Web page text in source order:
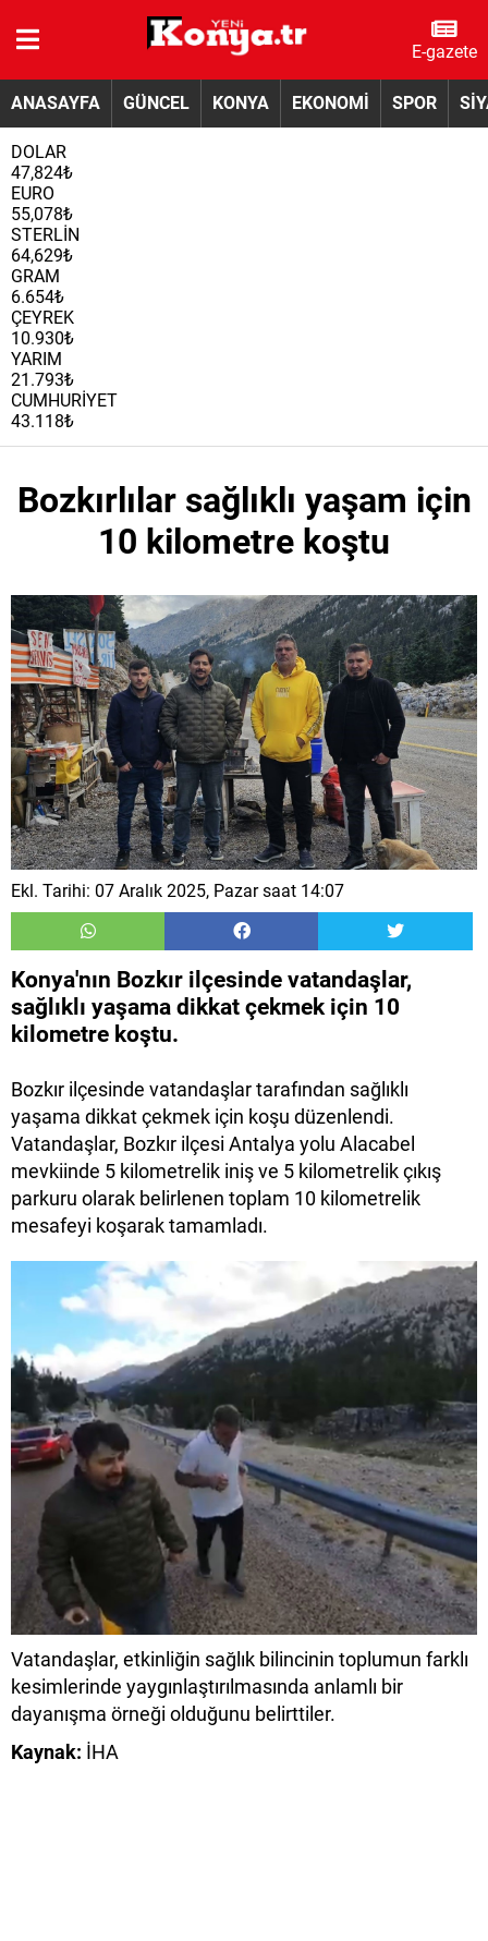
E-gazete
ANASAYFA GÜNCEL KONYA EKONOMİ SPOR
DOLAR
47,824₺
EURO
55,078₺
STERLİN
64,629₺
GRAM
6.654₺
ÇEYREK
10.930₺
YARIM
21.793₺
CUMHURİYET
43.118₺
Bozkırlılar sağlıklı yaşam için
10 kilometre koştu
Ekl. Tarihi: 07 Aralık 2025, Pazar saat 14:07
Konya'nın Bozkır ilçesinde vatandaşlar,
sağlıklı yaşama dikkat çekmek için 10
kilometre koştu.
Bozkır ilçesinde vatandaşlar tarafından sağlıklı
yaşama dikkat çekmek için koşu düzenlendi.
Vatandaşlar, Bozkır ilçesi Antalya yolu Alacabel
mevkiinde 5 kilometrelik iniş ve 5 kilometrelik çıkış
parkuru olarak belirlenen toplam 10 kilometrelik
mesafeyi koşarak tamamladı.
Vatandaşlar, etkinliğin sağlık bilincinin toplumun farklı
kesimlerinde yaygınlaştırılmasında anlamlı bir
dayanışma örneği olduğunu belirttiler.
Kaynak: İHA